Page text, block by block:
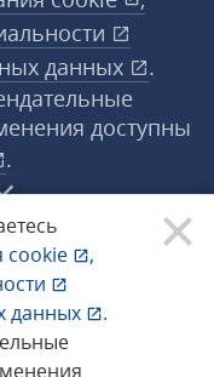
cookie
,
данных
.
данных
.
доступны
.
Все права